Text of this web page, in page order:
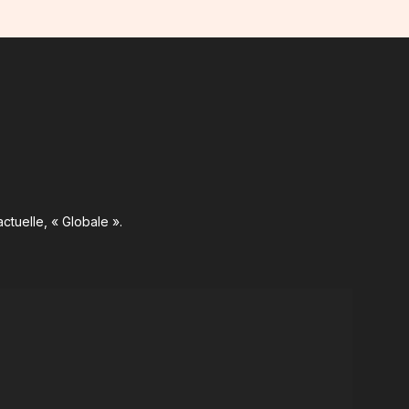
« Globale ».